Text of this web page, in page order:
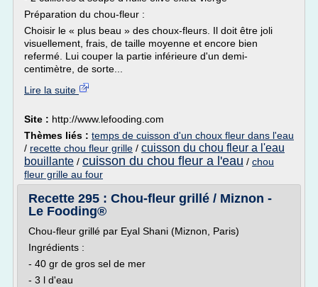
Préparation du chou-fleur :
Choisir le « plus beau » des choux-fleurs. Il doit être joli
visuellement, frais, de taille moyenne et encore bien
refermé. Lui couper la partie inférieure d'un demi-
centimètre, de sorte...
Lire la suite
Site : http://www.lefooding.com
Thèmes liés : temps de cuisson d'un choux fleur dans l'eau
/ recette chou fleur grille / cuisson du chou fleur a l'eau
bouillante / cuisson du chou fleur a l'eau / chou
fleur grille au four
Recette 295 : Chou-fleur grillé / Miznon -
Le Fooding®
Chou-fleur grillé par Eyal Shani (Miznon, Paris)
Ingrédients :
- 40 gr de gros sel de mer
- 3 l d'eau